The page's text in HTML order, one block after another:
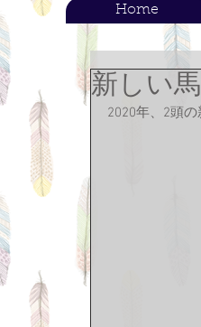
Home
新しい
2020年、2頭